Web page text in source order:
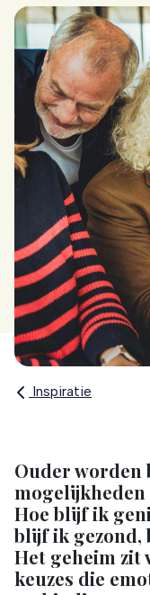
Inspiratie
Ouder worden
mogelijkheden
Hoe blijf ik
blijf ik gezond,
Het geheim zit
keuzes die